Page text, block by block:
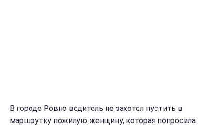
В городе Ровно водитель не захотел пустить в
маршрутку пожилую женщину, которая попросила